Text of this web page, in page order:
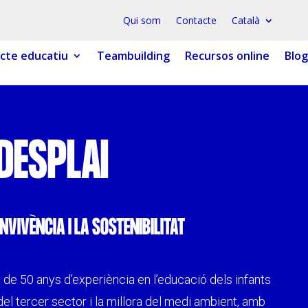
Qui som Contacte Català
educatiu Teambuilding Recursos online Blog
I LA SOSTENIBILITAT
50 anys d’experiència en l’educació dels infants
tercer sector i la millora del medi ambient, amb
Fes un donatiu
Treballa amb nosaltres